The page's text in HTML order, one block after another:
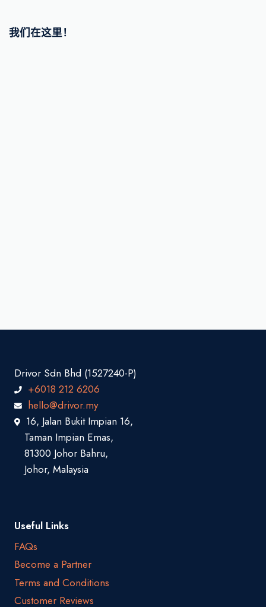
我们在这里！
Drivor Sdn Bhd (1527240-P)
+6018 212 6206
hello@drivor.my
16, Jalan Bukit Impian 16,
Taman Impian Emas,
81300 Johor Bahru,
Johor, Malaysia
Useful Links
FAQs
Become a Partner
Terms and Conditions
Customer Reviews